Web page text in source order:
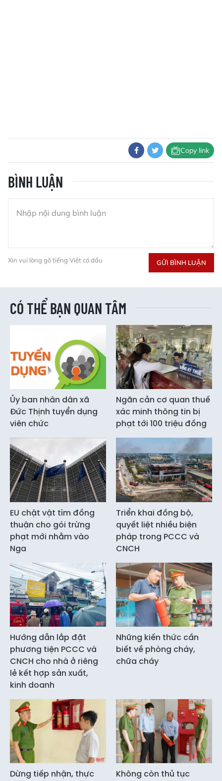
Copy link
BÌNH LUẬN
Xin vui lòng gõ tiếng Việt có dấu GỬI BÌNH LUẬN
CÓ THỂ BẠN QUAN TÂM
Ủy ban nhân dân xã
Đức Thịnh tuyển dụng
viên chức
Ngăn cản cơ quan thuế
xác minh thông tin bị
phạt tới 100 triệu đồng
EU chật vật tìm đồng
thuận cho gói trừng
phạt mới nhằm vào
Nga
Triển khai đồng bộ,
quyết liệt nhiều biện
pháp trong PCCC và
CNCH
Hướng dẫn lắp đặt
phương tiện PCCC và
CNCH cho nhà ở riêng
lẻ kết hợp sản xuất,
kinh doanh
Những kiến thức cần
biết về phòng cháy,
chữa cháy
Dừng tiếp nhận, thực
Không còn thủ tục